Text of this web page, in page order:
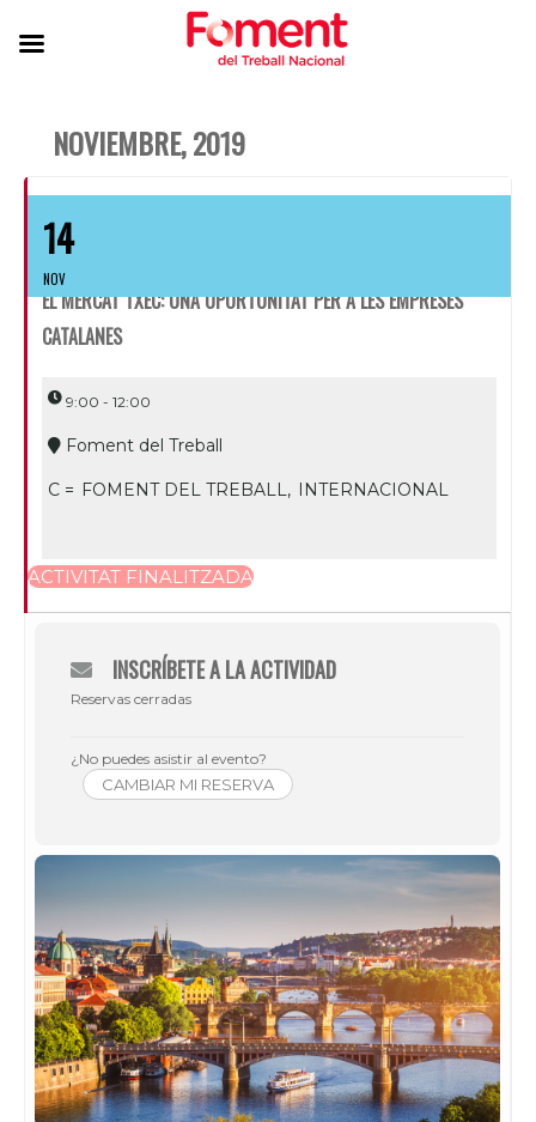
NOVIEMBRE, 2019
14
NOV
EL MERCAT TXEC: UNA OPORTUNITAT PER A LES EMPRESES
CATALANES
9:00 - 12:00
Foment del Treball
C = FOMENT DEL TREBALL, INTERNACIONAL
ACTIVITAT FINALITZADA
INSCRÍBETE A LA ACTIVIDAD
Reservas cerradas
¿No puedes asistir al evento?
CAMBIAR MI RESERVA